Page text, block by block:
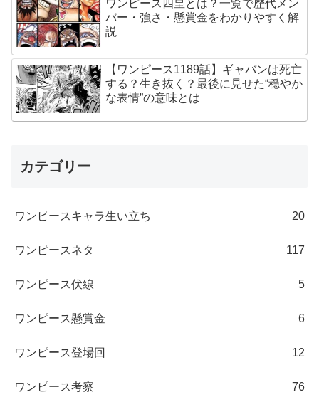
ワンピース四皇とは？一覧で歴代メン
バー・強さ・懸賞金をわかりやすく解
説
【ワンピース1189話】ギャバンは死亡
する？生き抜く？最後に見せた“穏やか
な表情”の意味とは
カテゴリー
ワンピースキャラ生い立ち 20
ワンピースネタ 117
ワンピース伏線 5
ワンピース懸賞金 6
ワンピース登場回 12
ワンピース考察 76